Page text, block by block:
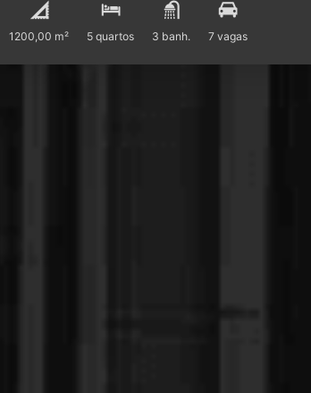
1200,00 m² 5 quartos 3 banh. 7 vagas